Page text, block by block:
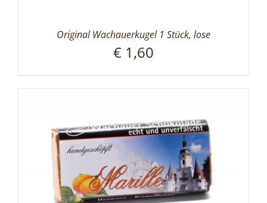
Original Wachauerkugel 1 Stück, lose
€ 1,60